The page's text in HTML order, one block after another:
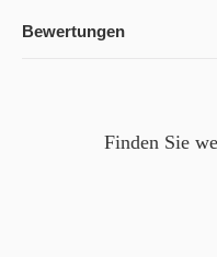
Bewertungen
Finden Sie